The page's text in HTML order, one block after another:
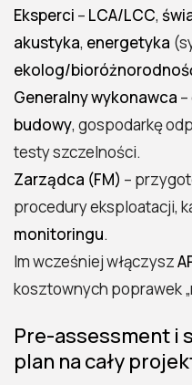
Eksperci – LCA/LCC,
akustyka, energetyka
ekolog/
Generalny wykonawca
budowy, gospodarkę
testy szczelności.
Zarządca (FM) –
procedury eksploatacji,
monitoringu.
Im wcześniej włączysz
kosztownych poprawek
Pre-assessment i
plan na cały